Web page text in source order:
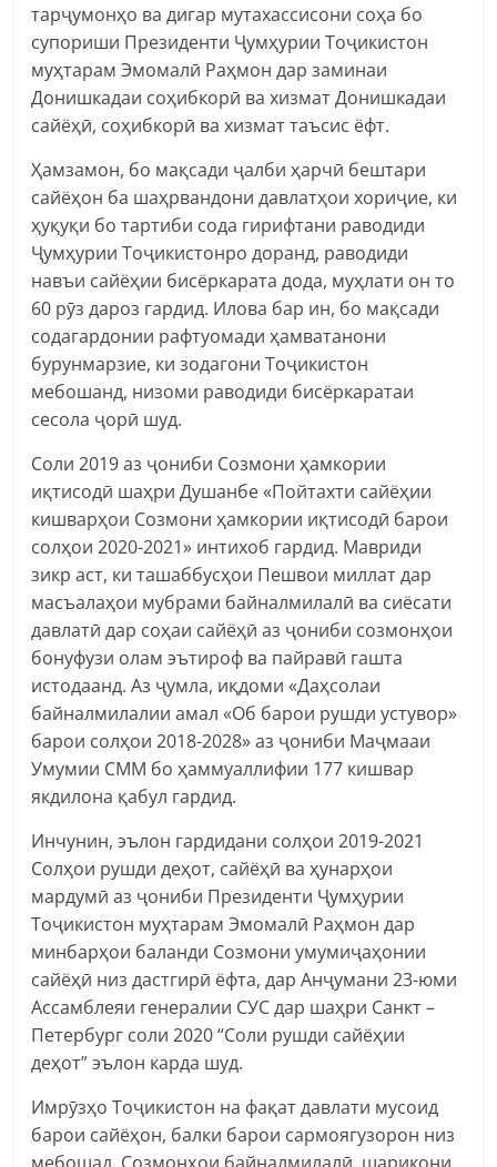
тарҷумонҳо ва дигар мутахассисони соҳа бо
супориши Президенти Ҷумҳурии Тоҷикистон
муҳтарам Эмомалӣ Раҳмон дар заминаи
Донишкадаи соҳибкорӣ ва хизмат Донишкадаи
сайёҳӣ, соҳибкорӣ ва хизмат таъсис ёфт.
Ҳамзамон, бо мақсади ҷалби ҳарчӣ бештари
сайёҳон ба шаҳрвандони давлатҳои хориҷие, ки
ҳуқуқи бо тартиби сода гирифтани раводиди
Ҷумҳурии Тоҷикистонро доранд, раводиди
навъи сайёҳии бисёркарата дода, муҳлати он то
60 рӯз дароз гардид. Илова бар ин, бо мақсади
содагардонии рафтуомади ҳамватанони
бурунмарзие, ки зодагони Тоҷикистон
мебошанд, низоми раводиди бисёркаратаи
сесола ҷорӣ шуд.
Соли 2019 аз ҷониби Созмони ҳамкории
иқтисодӣ шаҳри Душанбе «Пойтахти сайёҳии
кишварҳои Созмони ҳамкории иқтисодӣ барои
солҳои 2020-2021» интихоб гардид. Мавриди
зикр аст, ки ташаббусҳои Пешвои миллат дар
масъалаҳои мубрами байналмилалӣ ва сиёсати
давлатӣ дар соҳаи сайёҳӣ аз ҷониби созмонҳои
бонуфузи олам эътироф ва пайравӣ гашта
истодаанд. Аз ҷумла, иқдоми «Даҳсолаи
байналмилалии амал «Об барои рушди устувор»
барои солҳои 2018-2028» аз ҷониби Маҷмааи
Умумии СММ бо ҳаммуаллифии 177 кишвар
якдилона қабул гардид.
Инчунин, эълон гардидани солҳои 2019-2021
Солҳои рушди деҳот, сайёҳӣ ва ҳунарҳои
мардумӣ аз ҷониби Президенти Ҷумҳурии
Тоҷикистон муҳтарам Эмомалӣ Раҳмон дар
минбарҳои баланди Созмони умумиҷаҳонии
сайёҳӣ низ дастгирӣ ёфта, дар Анҷумани 23-юми
Ассамблеяи генералии СУС дар шаҳри Санкт –
Петербург соли 2020 “Соли рушди сайёҳии
деҳот” эълон карда шуд.
Имрӯзҳо Тоҷикистон на фақат давлати мусоид
барои сайёҳон, балки барои сармоягузорон низ